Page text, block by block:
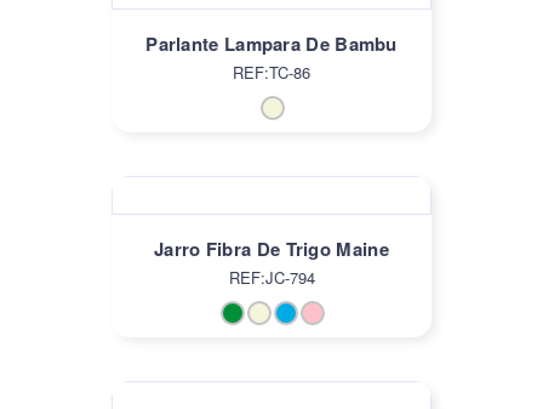
Parlante Lampara De Bambu
REF:TC-86
Jarro Fibra De Trigo Maine
REF:JC-794